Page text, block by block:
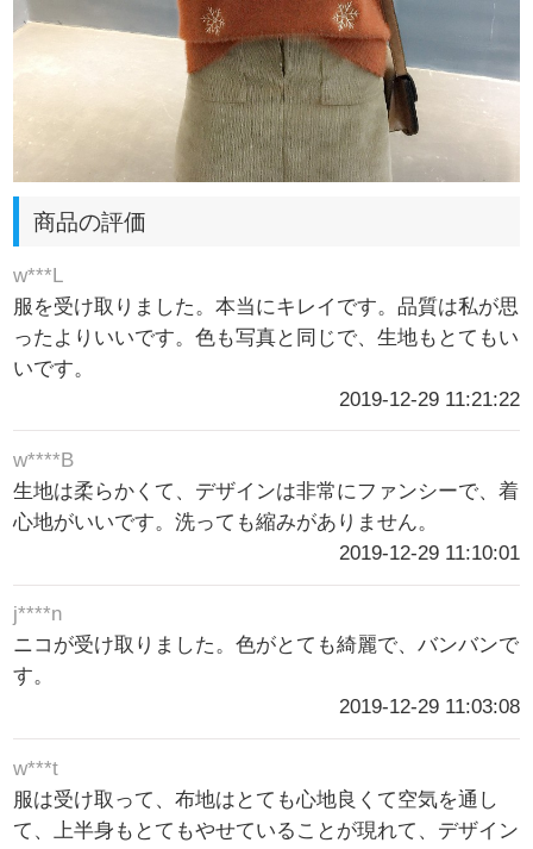
商品の評価
w***L
服を受け取りました。本当にキレイです。品質は私が思
ったよりいいです。色も写真と同じで、生地もとてもい
いです。
2019-12-29 11:21:22
w****B
生地は柔らかくて、デザインは非常にファンシーで、着
心地がいいです。洗っても縮みがありません。
2019-12-29 11:10:01
j****n
ニコが受け取りました。色がとても綺麗で、バンバンで
す。
2019-12-29 11:03:08
w***t
服は受け取って、布地はとても心地良くて空気を通し
て、上半身もとてもやせていることが現れて、デザイン